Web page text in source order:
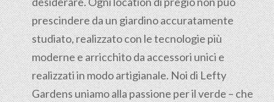
prescindere da un giardino accuratamente
studiato, realizzato con le tecnologie più
moderne e arricchito da accessori unici e
realizzati in modo artigianale. Noi di Lefty
Gardens uniamo alla passione per il verde – che